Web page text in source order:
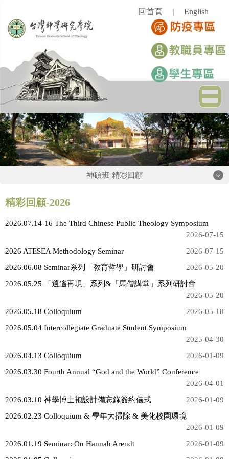
主
區
回首頁 English
神碩班-精彩回顧
神碩班-精彩回顧
2025
精彩回顧-2026
2026.07.14-16 The Third Chinese Public Theology Symposium
2026-07-15
2026 ATESEA Methodology Seminar
2026-07-15
2026.06.08 Seminar系列「教育哲學」研討會
2026-05-20
2026.05.25 「逍遙再現」系列&「馬偕講堂」系列研討會
2026-05-20
2026.05.18 Colloquium
2026-05-18
2026.05.04 Intercollegiate Graduate Student Symposium
2025-04-30
2026.04.13 Colloquium
2026-01-09
2026.03.30 Fourth Annual “God and the World” Conference
2026-04-01
2026.03.10 神學博士袍設計備忘錄簽約儀式
2026-01-09
2026.02.23 Colloquium & 學年大掃除 & 美化校園環境
2026-01-09
2026.01.19 Seminar: On Hannah Arendt
2026-01-09